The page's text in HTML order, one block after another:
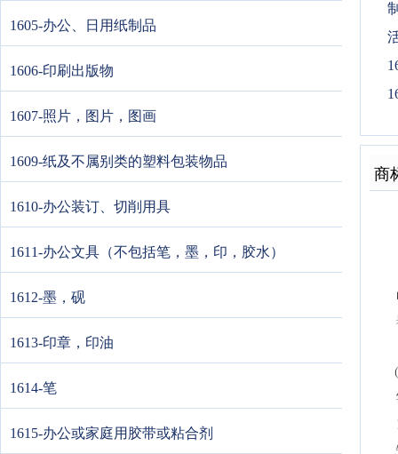
1605-办公、日用纸制品
1606-印刷出版物
1607-照片，图片，图画
1609-纸及不属别类的塑料包装物品
1610-办公装订、切削用具
1611-办公文具（不包括笔，墨，印，胶水）
1612-墨，砚
1613-印章，印油
1614-笔
1615-办公或家庭用胶带或粘合剂
商